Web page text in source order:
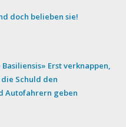
doch belieben sie!
Erst verknappen,
Schuld den
Autofahrern geben